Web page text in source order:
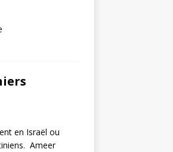
en Israël ou
Ameer